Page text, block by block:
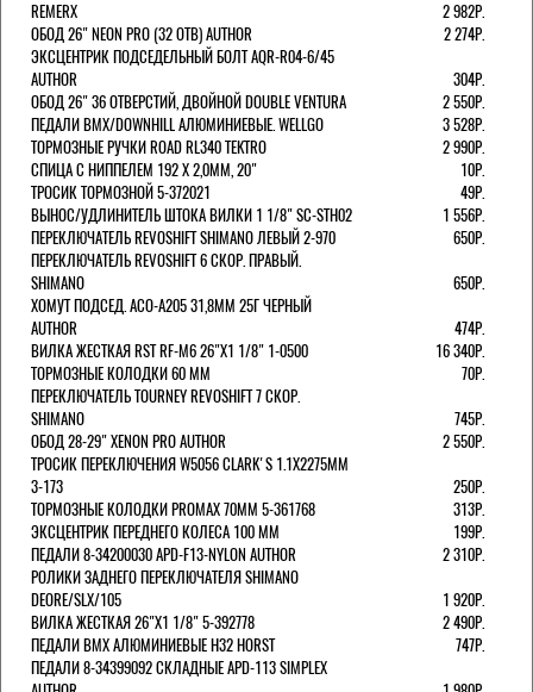
REMERX
2 982Р.
ОБОД 26" NEON PRO (32 ОТВ) AUTHOR
2 274Р.
ЭКСЦЕНТРИК ПОДСЕДЕЛЬНЫЙ БОЛТ AQR-R04-6/45
AUTHOR
304Р.
ОБОД 26" 36 ОТВЕРСТИЙ, ДВОЙНОЙ DOUBLE VENTURA
2 550Р.
ПЕДАЛИ BMX/DOWNHILL АЛЮМИНИЕВЫЕ. WELLGO
3 528Р.
ТОРМОЗНЫЕ РУЧКИ ROAD RL340 TEKTRO
2 990Р.
СПИЦА С НИППЕЛЕМ 192 Х 2,0ММ, 20"
10Р.
ТРОСИК ТОРМОЗНОЙ 5-372021
49Р.
ВЫНОС/УДЛИНИТЕЛЬ ШТОКА ВИЛКИ 1 1/8" SC-STH02
1 556Р.
ПЕРЕКЛЮЧАТЕЛЬ REVOSHIFT SHIMANO ЛЕВЫЙ 2-970
650Р.
ПЕРЕКЛЮЧАТЕЛЬ REVOSHIFT 6 СКОР. ПРАВЫЙ.
SHIMANO
650Р.
ХОМУТ ПОДСЕД. ACO-A205 31,8ММ 25Г ЧЕРНЫЙ
AUTHOR
474Р.
ВИЛКА ЖЕСТКАЯ RST RF-M6 26"Х1 1/8" 1-0500
16 340Р.
ТОРМОЗНЫЕ КОЛОДКИ 60 ММ
70Р.
ПЕРЕКЛЮЧАТЕЛЬ TOURNEY REVOSHIFT 7 СКОР.
SHIMANO
745Р.
ОБОД 28-29" XENON PRO AUTHOR
2 550Р.
ТРОСИК ПЕРЕКЛЮЧЕНИЯ W5056 CLARK'S 1.1Х2275ММ
3-173
250Р.
ТОРМОЗНЫЕ КОЛОДКИ PROMAX 70ММ 5-361768
313Р.
ЭКСЦЕНТРИК ПЕРЕДНЕГО КОЛЕСА 100 ММ
199Р.
ПЕДАЛИ 8-34200030 APD-F13-NYLON AUTHOR
2 310Р.
РОЛИКИ ЗАДНЕГО ПЕРЕКЛЮЧАТЕЛЯ SHIMANO
DEORE/SLX/105
1 920Р.
ВИЛКА ЖЕСТКАЯ 26"Х1 1/8" 5-392778
2 490Р.
ПЕДАЛИ BMX АЛЮМИНИЕВЫЕ H32 HORST
747Р.
ПЕДАЛИ 8-34399092 СКЛАДНЫЕ APD-113 SIMPLEX